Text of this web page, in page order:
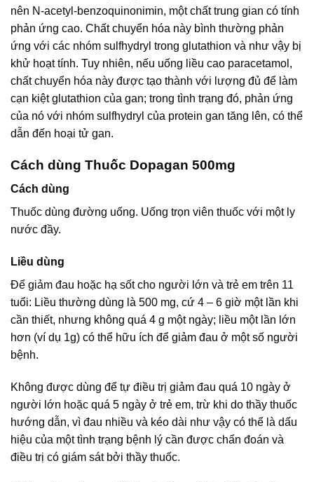
nên N-acetyl-benzoquinonimin, một chất trung gian có tính
phản ứng cao. Chất chuyển hóa này bình thường phản
ứng với các nhóm sulfhydryl trong glutathion và như vậy bị
khử hoạt tính. Tuy nhiên, nếu uống liều cao paracetamol,
chất chuyển hóa này được tạo thành với lượng đủ để làm
cạn kiệt glutathion của gan; trong tình trạng đó, phản ứng
của nó với nhóm sulfhydryl của protein gan tăng lên, có thể
dẫn đến hoại tử gan.
Cách dùng Thuốc Dopagan 500mg
Cách dùng
Thuốc dùng đường uống. Uống trọn viên thuốc với một ly
nước đầy.
Liều dùng
Để giảm đau hoặc hạ sốt cho người lớn và trẻ em trên 11
tuổi: Liều thường dùng là 500 mg, cứ 4 – 6 giờ một lần khi
cần thiết, nhưng không quá 4 g một ngày; liều một lần lớn
hơn (ví dụ 1g) có thể hữu ích để giảm đau ở một số người
bệnh.
Không được dùng để tự điều trị giảm đau quá 10 ngày ở
người lớn hoặc quá 5 ngày ở trẻ em, trừ khi do thầy thuốc
hướng dẫn, vì đau nhiều và kéo dài như vậy có thể là dấu
hiệu của một tình trạng bệnh lý cần được chẩn đoán và
điều trị có giám sát bởi thầy thuốc.